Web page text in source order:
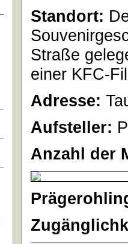
Standort:
Straße
einer KFC-
Adresse:
Aufsteller:
Anzahl der